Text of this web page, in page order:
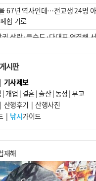
67년 역사인데…전교생 24명 아
합 기로
권 삼락·을숙도·다대포 연결해 서
씨- 2026년 8월 7일
원 ‘인신매매 경유지’ 된 부산…
실로
수부 신청사 북항으로 확정, 해양
의 전환점
타는 부산시장…관용차 규정에 막
업 응원
시판
기사제보
| 개업 | 결혼|출산|동정 |부고
| 산행후기 | 산행사진
| 낚시가이드
재해